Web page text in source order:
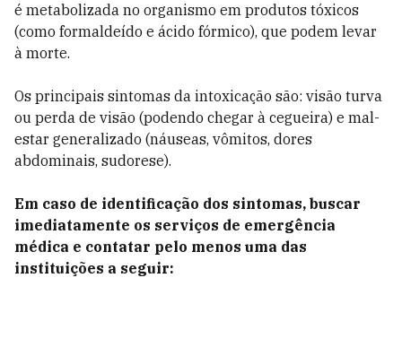
é metabolizada no organismo em produtos tóxicos
(como formaldeído e ácido fórmico), que podem levar
à morte.
Os principais sintomas da intoxicação são: visão turva
ou perda de visão (podendo chegar à cegueira) e mal-
estar generalizado (náuseas, vômitos, dores
abdominais, sudorese).
Em caso de identificação dos sintomas, buscar
imediatamente os serviços de emergência
médica e contatar pelo menos uma das
instituições a seguir: